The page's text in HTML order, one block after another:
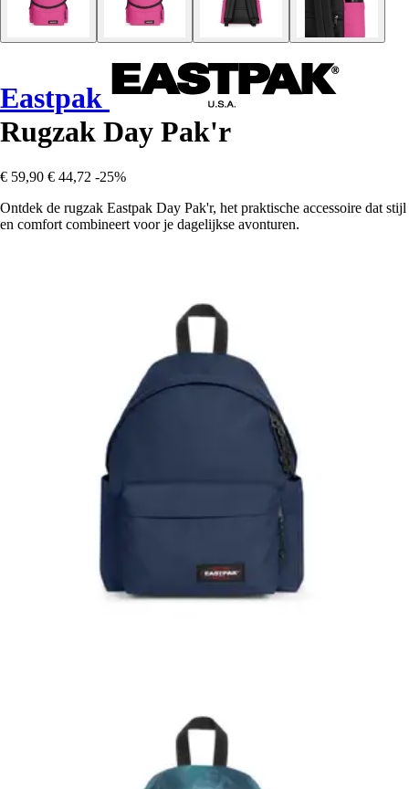
Eastpak
Rugzak Day Pak'r
€ 59,90 € 44,72 -25%
Ontdek de rugzak Eastpak Day Pak'r, het praktische accessoire dat stijl
en comfort combineert voor je dagelijkse avonturen.